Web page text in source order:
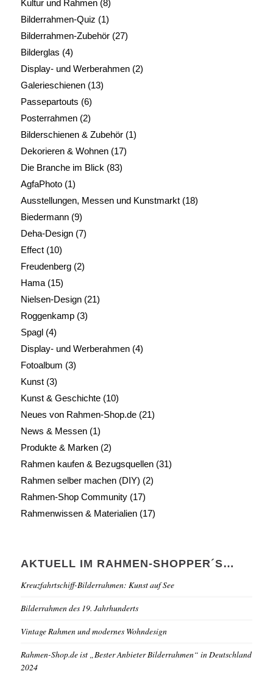
Kultur und Rahmen(8)
Bilderrahmen-Quiz (1)
Bilderrahmen-Zubehör(27)
Bilderglas (4)
Display- und Werberahmen(2)
Galerieschienen(13)
Passepartouts (6)
Posterrahmen(2)
Bilderschienen & Zubehör(1)
Dekorieren & Wohnen(17)
Die Branche im Blick (83)
AgfaPhoto(1)
Ausstellungen, Messen und Kunstmarkt(18)
Biedermann(9)
Deha-Design(7)
Effect(10)
Freudenberg(2)
Hama(15)
Nielsen-Design(21)
Roggenkamp(3)
Spagl(4)
Display- und Werberahmen(4)
Fotoalbum (3)
Kunst(3)
Kunst & Geschichte(10)
Neues von Rahmen-Shop.de(21)
News & Messen(1)
Produkte & Marken(2)
Rahmen kaufen & Bezugsquellen(31)
Rahmen selber machen (DIY) (2)
Rahmen-Shop Community(17)
Rahmenwissen & Materialien(17)
AKTUELL IM RAHMEN-SHOPPER´S…
Kreuzfahrtschiff-Bilderrahmen: Kunst auf See
Bilderrahmen des 19. Jahrhunderts
Vintage Rahmen und modernes Wohndesign
Rahmen-Shop.de ist „Bester Anbieter Bilderrahmen“ in Deutschland
2024